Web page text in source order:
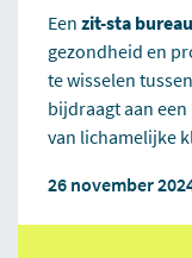
Een zit-sta bureau
gezondheid en
te wisselen
bijdraagt aan
van lichamelijke
26 november